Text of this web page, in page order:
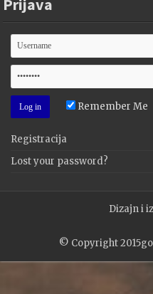
Prijava
Remember Me
Registracija
Lost your password?
Dizajn i
© Copyright